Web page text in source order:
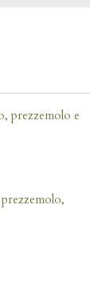
prezzemolo e